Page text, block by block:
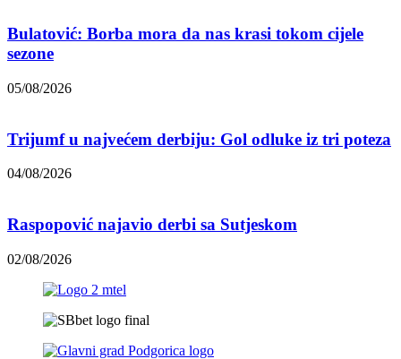
Bulatović: Borba mora da nas krasi tokom cijele
sezone
05/08/2026
Trijumf u najvećem derbiju: Gol odluke iz tri poteza
04/08/2026
Raspopović najavio derbi sa Sutjeskom
02/08/2026